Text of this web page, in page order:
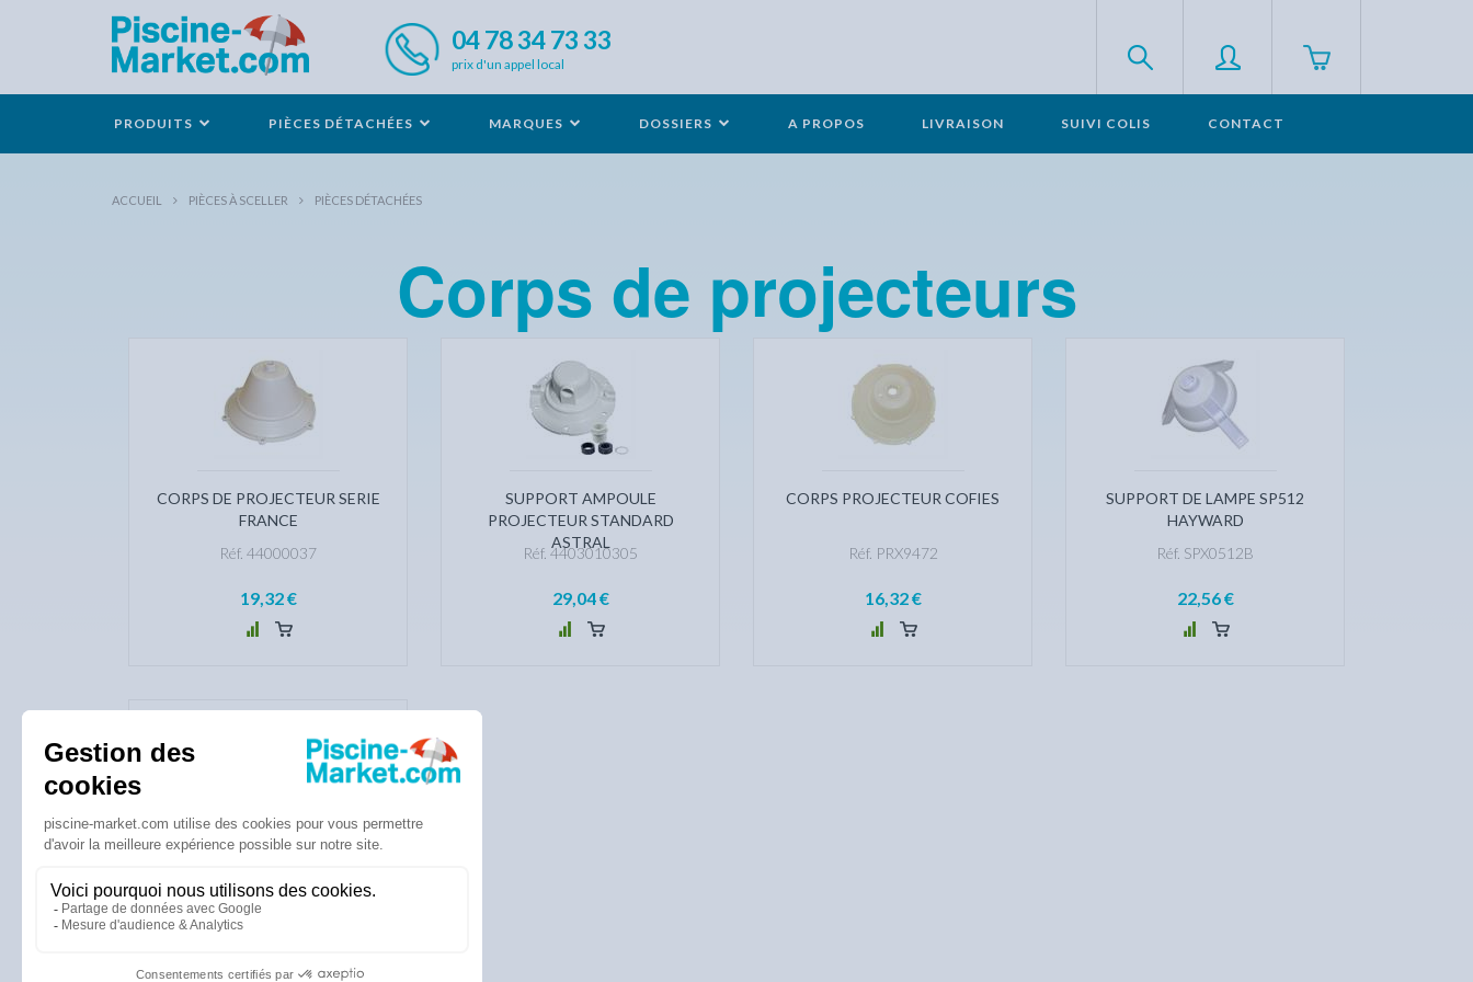
04 78 34 73 33
prix d'un appel local
PRODUITS PIÈCES DÉTACHÉES MARQUES DOSSIERS A PROPOS LIVRAISON SUIVI COLIS CONTACT
ACCUEIL PIÈCES À SCELLER PIÈCES DÉTACHÉES
Corps de projecteurs
CORPS DE PROJECTEUR SERIE
FRANCE
Réf. 44000037
19,32 €
SUPPORT AMPOULE
PROJECTEUR STANDARD
ASTRAL
Réf. 4403010305
29,04 €
CORPS PROJECTEUR COFIES
Réf. PRX9472
16,32 €
SUPPORT DE LAMPE SP512
HAYWARD
Réf. SPX0512B
22,56 €
PROJECTEUR POOL'S
Réf. 1223067